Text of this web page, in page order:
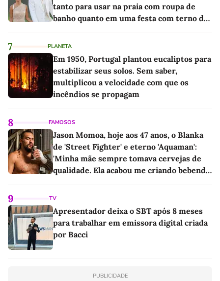
tanto para usar na praia com roupa de
banho quanto em uma festa com terno de
7 PLANETA
Em 1950, Portugal plantou eucaliptos para
estabilizar seus solos. Sem saber,
multiplicou a velocidade com que os
incêndios se propagam
8 FAMOSOS
Jason Momoa, hoje aos 47 anos, o Blanka
de 'Street Fighter' e eterno 'Aquaman':
'Minha mãe sempre tomava cervejas de
qualidade. Ela acabou me criando bebendo
9 TV
Apresentador deixa o SBT após 8 meses
para trabalhar em emissora digital criada
por Bacci
PUBLICIDADE